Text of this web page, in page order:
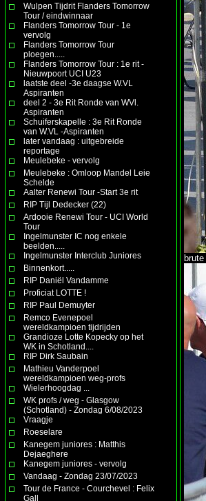
Wulpen Tijdrit Flanders Tomorrow
Tour / eindwinnaar
Flanders Tomorrow Tour - 1e
vervolg
Flanders Tomorrow Tour
ploegen.....
Flanders Tomorrow Tour : 1e rit -
Nieuwpoort UCI U23
laatste deel -3e daagse W.VL
Aspiranten
deel 2 - 3e Rit Ronde van WVl.
Aspiranten
Schuiferskapelle : 3e Rit Ronde
van W.VL -Aspiranten
later vandaag : uitgebreide
reportage
Meulebeke - vervolg
Meulebeke : Omloop Mandel Leie
Schelde
Aalter Renewi Tour -Start 3e rit
RIP Tijl Dedecker (22)
Ardooie Renewi Tour - UCI World
Tour
Ingelmunster IC nog enkele
beelden.....
Ingelmunster Interclub Juniores
Binnenkort.....
RIP Daniël Vandamme
Proficiat LOTTE !
RIP Paul Demuyter
Remco Evenepoel
wereldkampioen tijdrijden
Grandioze Lotte Kopecky op het
WK in Schotland....
RIP Dirk Saubain
Mathieu Vanderpoel
wereldkampioen weg-profs
Wielerhoogdag ...
WK profs / weg - Glasgow
(Schotland) - Zondag 6/08/2023
Vraagje
Roeselare
Kanegem juniores : Matthis
Dejaeghere
Kanegem juniores - vervolg
Vandaag - Zondag 23/07/2023
Tour de France - Courchevel : Felix
Gall